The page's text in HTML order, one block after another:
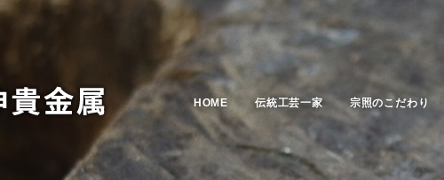
HOME 伝統工芸一家 宗照のこだわり